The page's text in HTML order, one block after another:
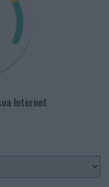
Internet